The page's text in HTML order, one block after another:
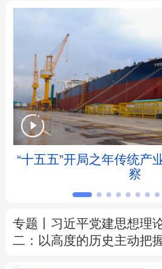
地方频道
北京 天津
辽宁 吉林
浙江 安徽
河南
广东 广西
“十五五”开局之年传统产
察
专题丨 习近平党建思想理
二：以高度的历史主动把